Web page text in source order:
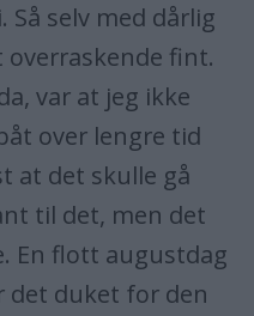
Så selv med dårlig
fint.
var at jeg ikke
over lengre tid
at det skulle gå
til det, men det
En flott augustdag
det duket for den